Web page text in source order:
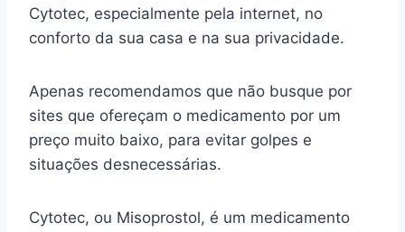
Cytotec, especialmente pela internet, no
conforto da sua casa e na sua privacidade.
Apenas recomendamos que não busque por
sites que ofereçam o medicamento por um
preço muito baixo, para evitar golpes e
situações desnecessárias.
Cytotec, ou Misoprostol, é um medicamento